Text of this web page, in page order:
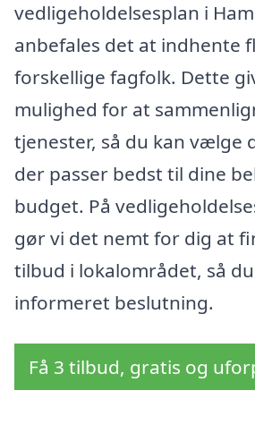
vedligeholdelsesplan i
anbefales det at indhente
forskellige fagfolk. Dette
mulighed for at
tjenester, så du kan vælge
der passer bedst til dine
budget. På
gør vi det nemt for dig at
tilbud i lokalområdet, så
informeret beslutning.
Få 3 tilbud, gratis og